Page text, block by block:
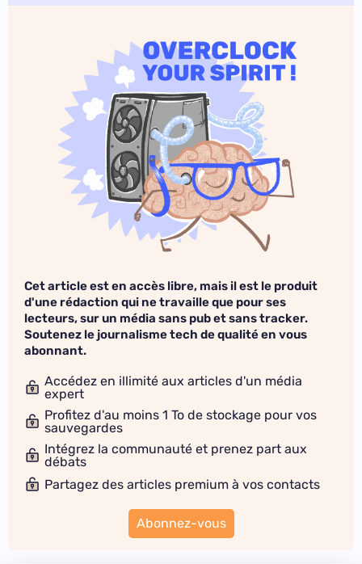
Cet article est en accès libre, mais il est le produit
d'une rédaction qui ne travaille que pour ses
lecteurs, sur un média sans pub et sans tracker.
Soutenez le journalisme tech de qualité en vous
abonnant.
Accédez en illimité aux articles d'un média
expert
Profitez d'au moins 1 To de stockage pour vos
sauvegardes
Intégrez la communauté et prenez part aux
débats
Partagez des articles premium à vos contacts
Abonnez-vous